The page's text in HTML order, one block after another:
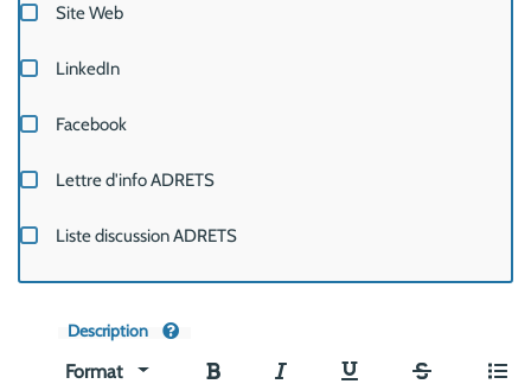
Site Web
LinkedIn
Facebook
Lettre d'info ADRETS
Liste discussion ADRETS
Description
Format